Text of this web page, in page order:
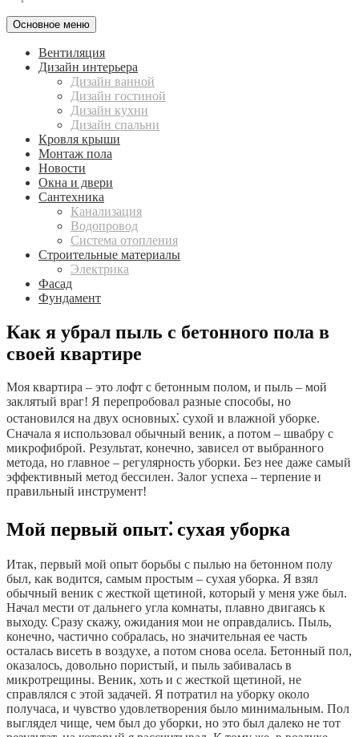
Основное меню
Вентиляция
Дизайн интерьера
Дизайн ванной
Дизайн гостиной
Дизайн кухни
Дизайн спальни
Кровля крыши
Монтаж пола
Новости
Окна и двери
Сантехника
Канализация
Водопровод
Система отопления
Строительные материалы
Электрика
Фасад
Фундамент
Как я убрал пыль с бетонного пола в
своей квартире
Моя квартира – это лофт с бетонным полом, и пыль – мой
заклятый враг! Я перепробовал разные способы, но
остановился на двух основных⁚ сухой и влажной уборке.
Сначала я использовал обычный веник, а потом – швабру с
микрофиброй. Результат, конечно, зависел от выбранного
метода, но главное – регулярность уборки. Без нее даже самый
эффективный метод бессилен. Залог успеха – терпение и
правильный инструмент!
Мой первый опыт⁚ сухая уборка
Итак, первый мой опыт борьбы с пылью на бетонном полу
был, как водится, самым простым – сухая уборка. Я взял
обычный веник с жесткой щетиной, который у меня уже был.
Начал мести от дальнего угла комнаты, плавно двигаясь к
выходу. Сразу скажу, ожидания мои не оправдались. Пыль,
конечно, частично собралась, но значительная ее часть
осталась висеть в воздухе, а потом снова осела. Бетонный пол,
оказалось, довольно пористый, и пыль забивалась в
микротрещины. Веник, хоть и с жесткой щетиной, не
справлялся с этой задачей. Я потратил на уборку около
получаса, и чувство удовлетворения было минимальным. Пол
выглядел чище, чем был до уборки, но это был далеко не тот